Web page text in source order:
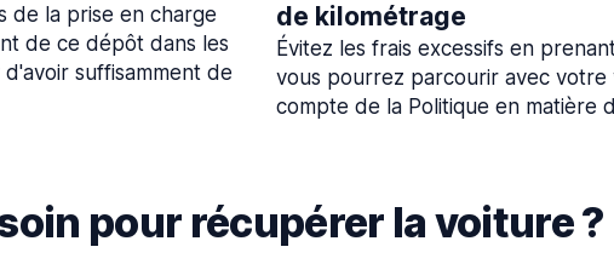
de la prise en charge
de ce dépôt dans les
suffisamment de
de kilométrage
Évitez les frais excessifs en
vous pourrez parcourir avec
compte de la Politique en matière
pour récupérer la voiture ?